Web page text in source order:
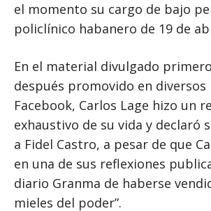
el momento su cargo de bajo
policlínico habanero de 19 de
En el material divulgado
después promovido en diversos
Facebook, Carlos Lage hizo un
exhaustivo de su vida y declaró
a Fidel Castro, a pesar de que
en una de sus reflexiones
diario Granma de haberse
mieles del poder”.